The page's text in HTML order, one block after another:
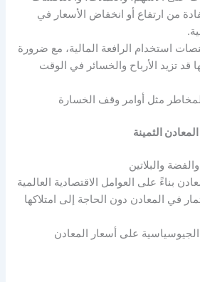
من ارتفاع أو انخفاض الأسعار في
استخدام الرافعة المالية، مع ضرورة
قد تزيد الأرباح والخسائر في الوقت
مثل أوامر وقف الخسارة
والبلاتين
بناءً على العوامل الاقتصادية العالمية
في المعادن دون الحاجة إلى امتلاكها
الجيوسياسية على أسعار المعادن